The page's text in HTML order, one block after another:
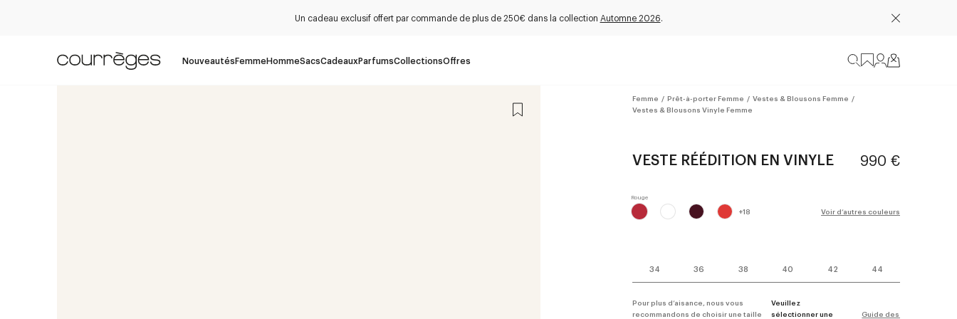
Un cadeau exclusif offert par commande de plus de 250€ dans la collection Automne 2026.
NouveautésFemmeHommeSacsCadeauxParfumsCollectionsOffres
Femme / Prêt-à-porter Femme / Vestes & Blousons Femme /
Vestes & Blousons Vinyle Femme
VESTE RÉÉDITION EN VINYLE 990 €
+18 Voir d’autres couleurs
34 36 38 40 42 44
Veuillez
sélectionner une
Guide des tailles
Pour plus d’aisance, nous vous
recommandons de choisir une taille